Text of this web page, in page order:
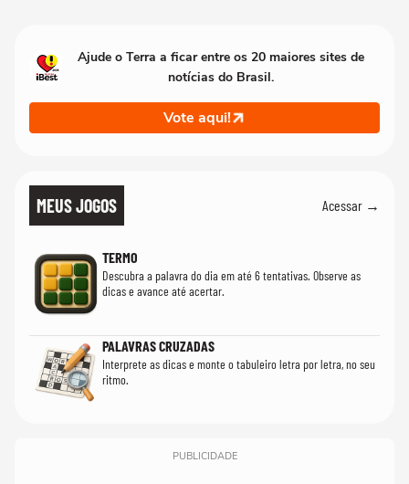
Ajude o Terra a ficar entre os 20 maiores sites de
notícias do Brasil.
Vote aqui!
MEUS JOGOS Acessar →
TERMO
Descubra a palavra do dia em até 6 tentativas. Observe as
dicas e avance até acertar.
PALAVRAS CRUZADAS
Interprete as dicas e monte o tabuleiro letra por letra, no seu
ritmo.
PUBLICIDADE